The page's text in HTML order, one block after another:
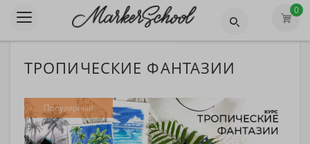
0
ТРОПИЧЕСКИЕ ФАНТАЗИИ
Популярный